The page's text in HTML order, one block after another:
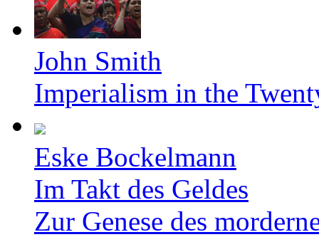
John Smith
Imperialism in the
Eske Bockelmann
Im Takt des Geldes
Zur Genese des